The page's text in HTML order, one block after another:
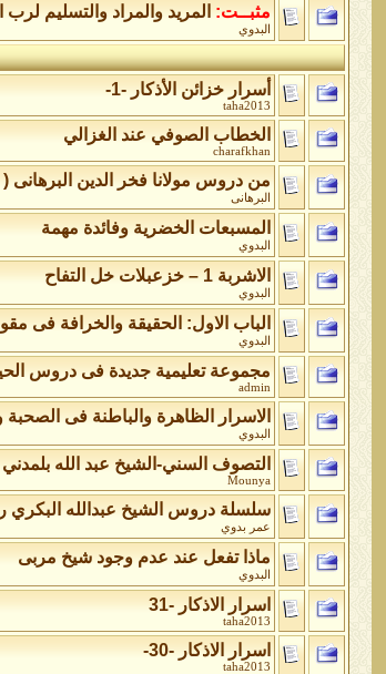
مثبــت: المريد والمراد والتسليم لرب
البدوي
أسرار خزائن اﻷذكار -1-
taha2013
الخطاب الصوفي عند الغزالي
charafkhan
من دروس مولانا فخر الدين البرهانى (
البرهانى
المسبعات الخضرية وفائدة مهمة
البدوي
الاشربة 1 – خزعبلات خل التفاح
البدوي
الباب الاول: الحقيقة والخرافة فى
البدوي
مجموعة تعليمية جديدة فى دروس
admin
الاسرار الظاهرة والباطنة فى
البدوي
التصوف السني-الشيخ عبد الله بلمدني
Mounya
سلسلة دروس الشيخ عبدالله البكري
عمر بدوي
ماذا تفعل عند عدم وجود شيخ مربى
البدوي
اسرار الاذكار -31
taha2013
اسرار الاذكار -30-
taha2013